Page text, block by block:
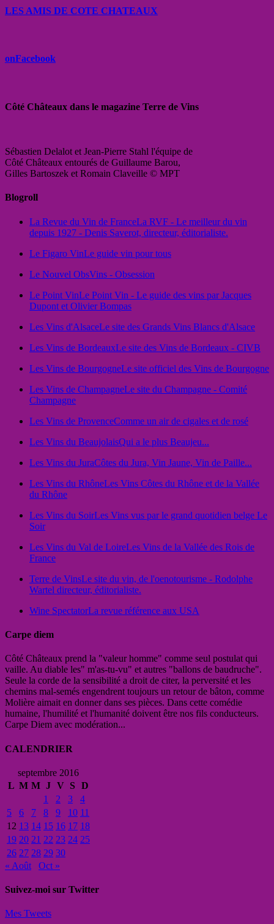
LES AMIS DE COTE CHATEAUX
onFacebook
Côté Châteaux dans le magazine Terre de Vins
Sébastien Delalot et Jean-Pierre Stahl l'équipe de
Côté Châteaux entourés de Guillaume Barou,
Gilles Bartoszek et Romain Claveille © MPT
Blogroll
La Revue du Vin de FranceLa RVF - Le meilleur du vin
depuis 1927 - Denis Saverot, directeur, éditorialiste.
Le Figaro VinLe guide vin pour tous
Le Nouvel ObsVins - Obsession
Le Point VinLe Point Vin - Le guide des vins par Jacques
Dupont et Olivier Bompas
Les Vins d'AlsaceLe site des Grands Vins Blancs d'Alsace
Les Vins de BordeauxLe site des Vins de Bordeaux - CIVB
Les Vins de BourgogneLe site officiel des Vins de Bourgogne
Les Vins de ChampagneLe site du Champagne - Comité
Champagne
Les Vins de ProvenceComme un air de cigales et de rosé
Les Vins du BeaujolaisQui a le plus Beaujeu...
Les Vins du JuraCôtes du Jura, Vin Jaune, Vin de Paille...
Les Vins du RhôneLes Vins Côtes du Rhône et de la Vallée
du Rhône
Les Vins du SoirLes Vins vus par le grand quotidien belge Le
Soir
Les Vins du Val de LoireLes Vins de la Vallée des Rois de
France
Terre de VinsLe site du vin, de l'oenotourisme - Rodolphe
Wartel directeur, éditorialiste.
Wine SpectatorLa revue référence aux USA
Carpe diem
Côté Châteaux prend la "valeur homme" comme seul postulat qui
vaille. Au diable les" m'as-tu-vu" et autres "ballons de baudruche".
Seule la corde de la sensibilité a droit de citer, la perversité et les
chemins mal-semés engendrent toujours un retour de bâton, comme
Molière aimait en donner dans ses pièces. Dans cette comédie
humaine, l'humilité et l'humanité doivent être nos fils conducteurs.
Carpe Diem avec modération...
CALENDRIER
septembre 2016
L M M J V S D
1
2 3
4
5
6 7 8 9 10 11
12 13 14 15 16 17 18
19 20 21 22 23 24 25
26 27 28 29 30
« Août
Oct »
Suivez-moi sur Twitter
Mes Tweets